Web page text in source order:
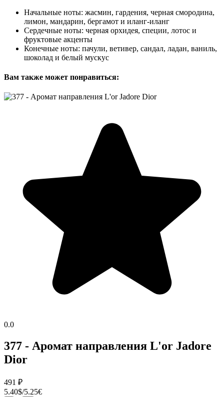
Начальные ноты: жасмин, гардения, черная смородина,
лимон, мандарин, бергамот и иланг-иланг
Сердечные ноты: черная орхидея, специи, лотос и
фруктовые акценты
Конечные ноты: пачули, ветивер, сандал, ладан, ваниль,
шоколад и белый мускус
Вам также может понравиться:
0.0
377 - Аромат направления L'or Jadore
Dior
491 ₽
5.40$/5.25€